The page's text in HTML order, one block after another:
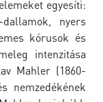
egyesíti:
nyers
kórusok és
intenzitása
Mahler (1860-
nemzedékének